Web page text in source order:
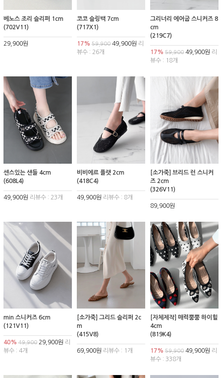
베노스 조리 슬리퍼 1cm
(702V11)
29,900원
코코 슬링백 7cm
(717X1)
17% 59,90049,900원 리
뷰수 : 26개
그리너리 에어굽 스니커즈 8
cm
(219C7)
17% 59,90049,900원 리
뷰수 : 18개
센스있는 샌들 4cm
(608L4)
49,900원 리뷰수 : 23개
비비에르 플랫 2cm
(418C4)
49,900원 리뷰수 : 8개
[소가죽] 브리드 런 스니커
즈 2cm
(326V11)
89,900원
min 스니커즈 6cm
(121V11)
40% 49,900 29,900원 리
뷰수 : 4개
[소가죽] 그리드 슬리퍼 2c
m
(415V8)
69,900원 리뷰수 : 1개
[자체제작] 매력뿜뿜 하이힐
4cm
(819K4)
17% 59,90049,900원 리
뷰수 : 338개